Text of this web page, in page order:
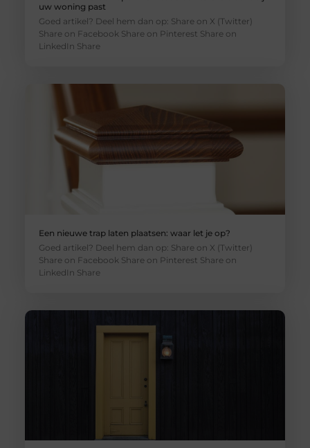
uw woning past
Goed artikel? Deel hem dan op: Share on X (Twitter)
Share on Facebook Share on Pinterest Share on
LinkedIn Share
Een nieuwe trap laten plaatsen: waar let je op?
Goed artikel? Deel hem dan op: Share on X (Twitter)
Share on Facebook Share on Pinterest Share on
LinkedIn Share